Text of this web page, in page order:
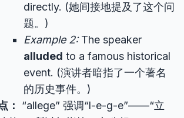
directly. (她间接地提及了这个问
题。)
Example 2:The speaker
alluded to a famous historical
event. (演讲者暗指了一个著名
的历史事件。)
：
“allege” 强调“l-e-g-e”——“立